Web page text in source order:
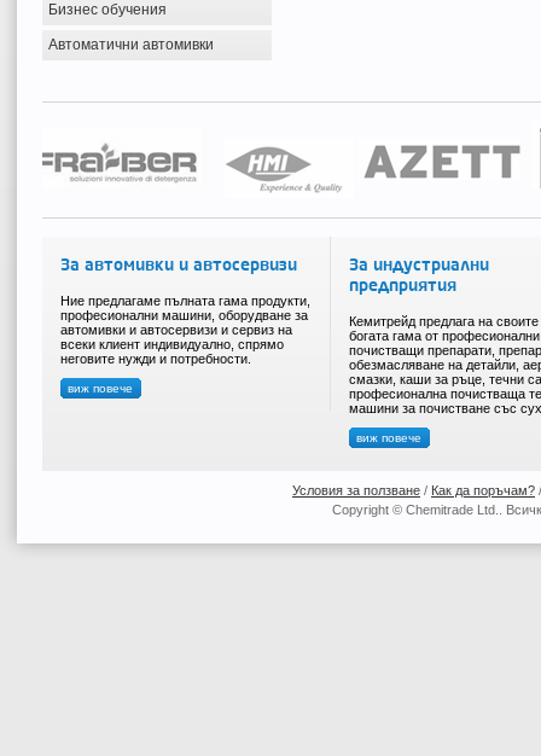
Бизнес обучения
Автоматични автомивки
За автомивки и автосервизи
Ние предлагаме пълната гама продукти,
професионални машини, оборудване за
автомивки и автосервизи и сервиз на
всеки клиент индивидуално, спрямо
неговите нужди и потребности.
виж повече
За индустриални
предприятия
Кемитрейд предлага на своите
богата гама от професионални
почистващи препарати,
обезмасляване на детайли,
смазки, каши за ръце, течни
професионална почистваща
машини за почистване със
виж повече
Условия за ползване / Как да поръчам?
Copyright © Chemitrade Ltd..